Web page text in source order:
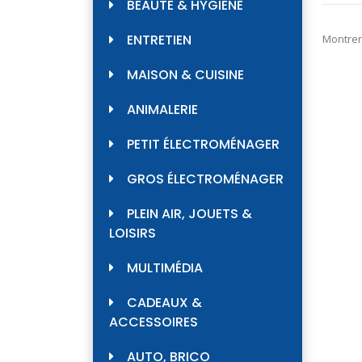
BEAUTÉ & HYGIÈNE
ENTRETIEN
MAISON & CUISINE
ANIMALERIE
PETIT ÉLECTROMÉNAGER
GROS ÉLECTROMÉNAGER
PLEIN AIR, JOUETS &
LOISIRS
MULTIMÉDIA
CADEAUX &
ACCESSOIRES
AUTO, BRICO